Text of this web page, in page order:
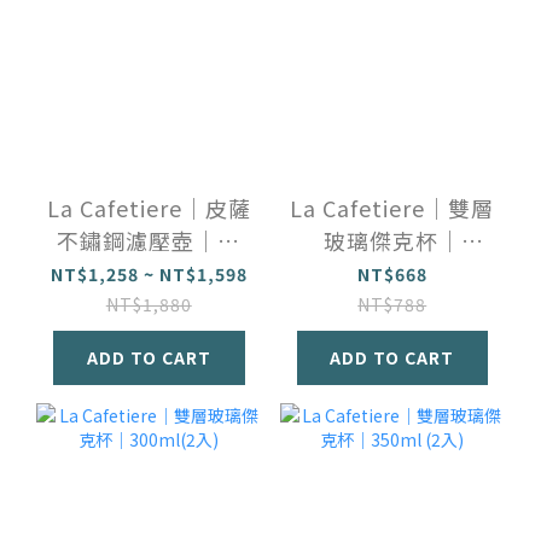
La Cafetiere｜皮薩
不鏽鋼濾壓壺｜粉
色
NT$1,258 ~ NT$1,598
NT$1,880
ADD TO CART
La Cafetiere｜雙層
玻璃傑克杯｜
200ml(2入)
NT$668
NT$788
ADD TO CART